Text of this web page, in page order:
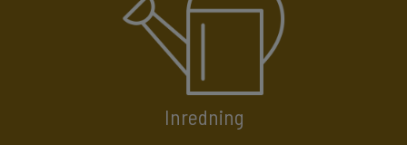
Inredning